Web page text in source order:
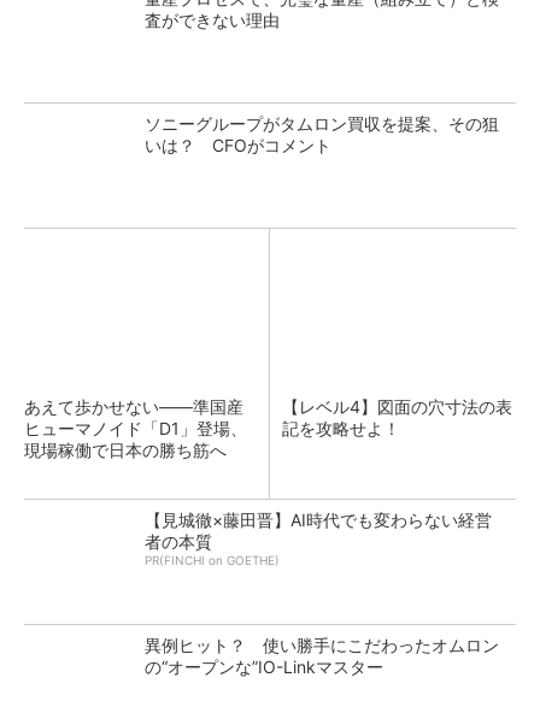
査ができない理由
ソニーグループがタムロン買収を提案、その狙
いは？ CFOがコメント
あえて歩かせない――準国産
ヒューマノイド「D1」登場、
現場稼働で日本の勝ち筋へ
【レベル4】図面の穴寸法の表
記を攻略せよ！
【見城徹×藤田晋】AI時代でも変わらない経営
者の本質
PR(FINCHI on GOETHE)
異例ヒット？ 使い勝手にこだわったオムロン
の“オープンな”IO-Linkマスター